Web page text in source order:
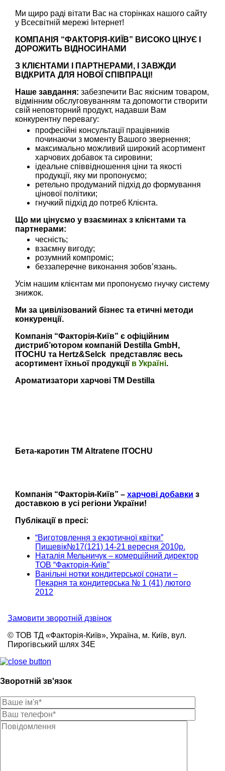
Ми щиро раді вітати Вас на сторінках нашого сайту
у Всесвітній мережі Інтернет!
КОМПАНІЯ “ФАКТОРІЯ-КИЇВ” ВИСОКО ЦІНУЄ І
ДОРОЖИТЬ ВІДНОСИНАМИ
З КЛІЄНТАМИ І ПАРТНЕРАМИ, І ЗАВЖДИ
ВІДКРИТА ДЛЯ НОВОЇ СПІВПРАЦІ!
Наше завдання: забезпечити Вас якісним товаром,
відмінним обслуговуванням та допомогти створити
свій неповторний продукт, надавши Вам
конкурентну перевагу:
професійні консультації працівників
починаючи з моменту Вашого звернення;
максимально можливий широкий асортимент
харчових добавок та сировини;
ідеальне співвідношення ціни та якості
продукції, яку ми пропонуємо;
ретельно продуманий підхід до формування
цінової політики;
гнучкий підхід до потреб Клієнта.
Що ми цінуємо у взаєминах з клієнтами та
партнерами:
чесність;
взаємну вигоду;
розумний компроміс;
беззаперечне виконання зобов’язань.
Усім нашим клієнтам ми пропонуємо гнучку систему
знижок.
Ми за цивілізований бізнес та етичні методи
конкуренції.
Компанія “Факторія-Київ” є офіційним
дистриб’ютором компаній Destilla GmbH,
ITOCHU та Hertz&Selck представляє весь
асортимент їхньої продукції в Україні.
Ароматизатори харчові TM Destilla
Бета-каротин TM Altratene ITOCHU
Компанія “Факторія-Київ” – харчові добавки з
доставкою в усі регіони України!
Публікації в пресі:
“Виготовлення з екзотичної квітки”
Пищевік№17(121) 14-21 вересня 2010р.
Наталія Мельничук – комерційний директор
ТОВ “Факторія-Київ”
Ванільні нотки кондитерської сонати –
Пекарня та кондитерська № 1 (41) лютого
2012
Замовити зворотній дзвінок
© ТОВ ТД «Факторія-Київ», Україна, м. Київ, вул.
Пирогівський шлях 34Е
Зворотній зв'язок